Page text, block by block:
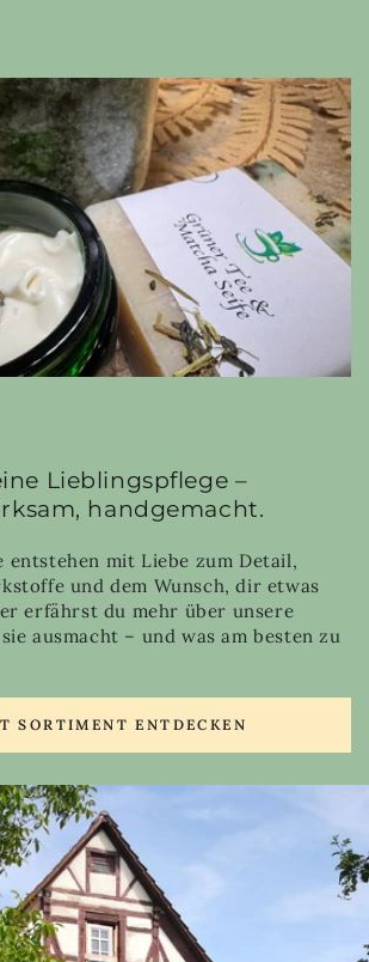
Lieblingspflege –
handgemacht.
entstehen mit Liebe zum Detail,
und dem Wunsch, dir etwas
erfährst du mehr über unsere
ausmacht – und was am besten zu
SORTIMENT ENTDECKEN